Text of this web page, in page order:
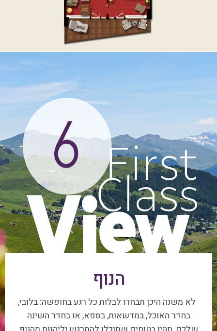
הנוף
בחדר האוכל, במדשאות, בספא, או בחדר השינה
שלכם, תהיו בטוחים שתוכלו להתרגש וליהנות מהנוף
הפנורמי הקסום הנשקף מולכם לעבר הרי , האלפים
של גריסון Grisons Alps